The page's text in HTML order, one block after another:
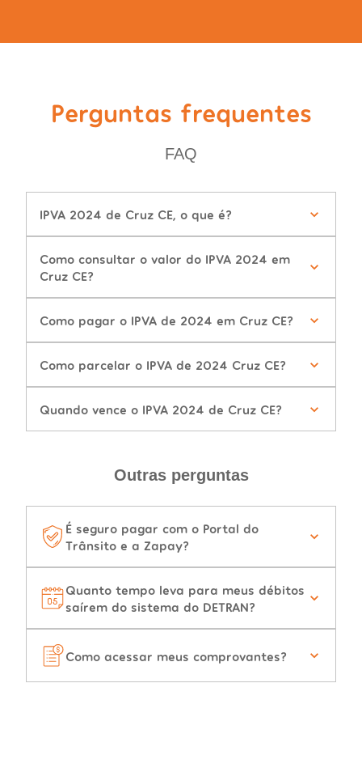
Perguntas frequentes
FAQ
IPVA 2024 de Cruz CE, o que é?
Como consultar o valor do IPVA 2024 em
Cruz CE?
Como pagar o IPVA de 2024 em Cruz CE?
Como parcelar o IPVA de 2024 Cruz CE?
Quando vence o IPVA 2024 de Cruz CE?
Outras perguntas
É seguro pagar com o Portal do
Trânsito e a Zapay?
Quanto tempo leva para meus débitos
saírem do sistema do DETRAN?
Como acessar meus comprovantes?